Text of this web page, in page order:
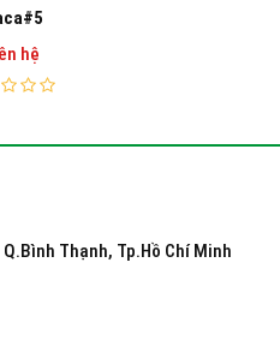
hệ
Thạnh, Tp.Hồ Chí Minh